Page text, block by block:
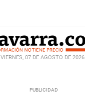
VIERNES, 07 DE AGOSTO DE 2026